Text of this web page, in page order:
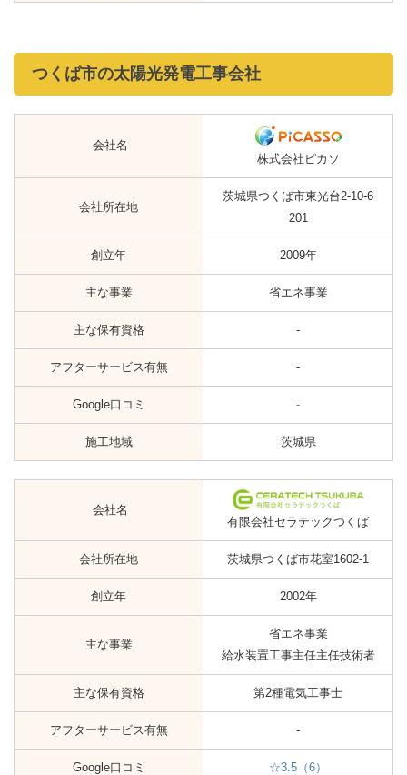
つくば市の太陽光発電工事会社
会社名
株式会社ピカソ
会社所在地
茨城県つくば市東光台2-10-6
201
創立年 2009年
主な事業 省エネ事業
主な保有資格 -
アフターサービス有無 -
Google口コミ -
施工地域 茨城県
会社名
有限会社セラテックつくば
会社所在地 茨城県つくば市花室1602-1
創立年 2002年
主な事業
省エネ事業
給水装置工事主任主任技術者
主な保有資格 第2種電気工事士
アフターサービス有無 -
Google口コミ ☆3.5（6）